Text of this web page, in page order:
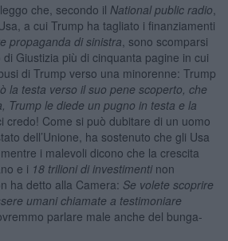
che, secondo il National public radio
a cui Trump ha tagliato i finanziamenti
propaganda di sinistra , sono scomparsi
Giustizia più di cinquanta pagine in cui
di Trump verso una minorenne: Trump
la testa verso il suo pene scoperto, che
Trump le diede un pugno in testa e la
credo! Come si può dubitare di un uomo
dell’Unione, ha sostenuto che gli Usa
i malevoli dicono che la crescita
e i 18 trilioni di investimentinon
ha detto alla Camera: Se volete scoprire
umani chiamate a testimoniare
parlare male anche del bunga-